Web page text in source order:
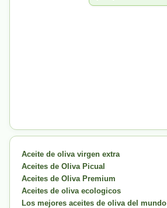
Aceite de oliva virgen extra
Aceites de Oliva Picual
Aceites de Oliva Premium
Aceites de oliva ecologicos
Los mejores aceites de oliva del mundo